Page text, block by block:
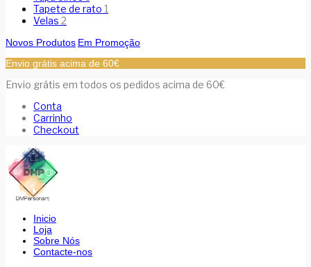
Tapete de rato 1
Velas 2
Novos Produtos Em Promoção
Envio grátis acima de 60€
Envio grátis em todos os pedidos acima de 60€
Conta
Carrinho
Checkout
Inicio
Loja
Sobre Nós
Contacte-nos